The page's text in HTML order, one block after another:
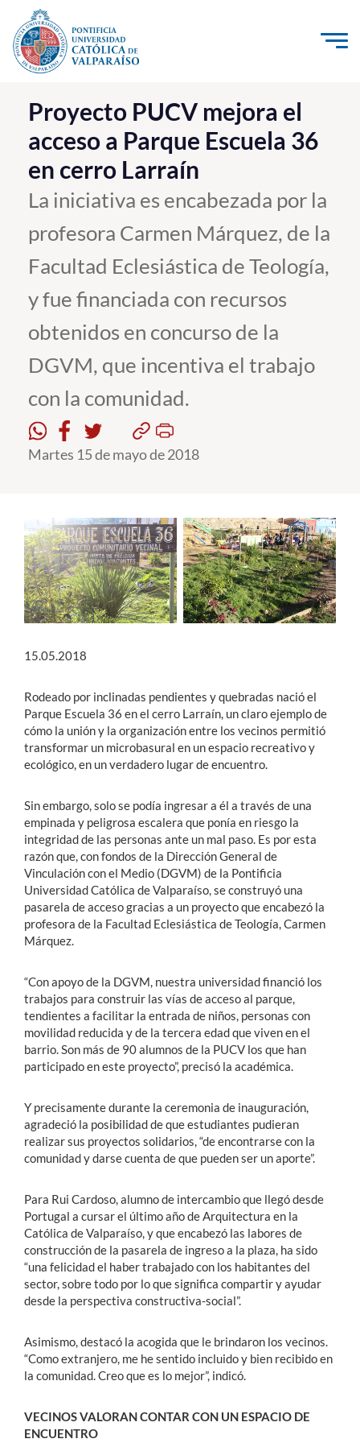
Click acá para ir directamente al contenido
La Universidad
Investigación, Creación e Innovación
PUCV Internacional
Vinculación con el Medio
Admisión
Estudiantes
Académicos
Funcionarios
English
Proyecto PUCV mejora el
acceso a Parque Escuela 36
en cerro Larraín
La iniciativa es encabezada por la
profesora Carmen Márquez, de la
Facultad Eclesiástica de Teología,
y fue financiada con recursos
obtenidos en concurso de la
DGVM, que incentiva el trabajo
con la comunidad.
Martes 15 de mayo de 2018
15.05.2018
Rodeado por inclinadas pendientes y quebradas nació el
Parque Escuela 36 en el cerro Larraín, un claro ejemplo de
cómo la unión y la organización entre los vecinos permitió
transformar un microbasural en un espacio recreativo y
ecológico, en un verdadero lugar de encuentro.
Sin embargo, solo se podía ingresar a él a través de una
empinada y peligrosa escalera que ponía en riesgo la
integridad de las personas ante un mal paso. Es por esta
razón que, con fondos de la Dirección General de
Vinculación con el Medio (DGVM) de la Pontificia
Universidad Católica de Valparaíso, se construyó una
pasarela de acceso gracias a un proyecto que encabezó la
profesora de la Facultad Eclesiástica de Teología, Carmen
Márquez.
“Con apoyo de la DGVM, nuestra universidad financió los
trabajos para construir las vías de acceso al parque,
tendientes a facilitar la entrada de niños, personas con
movilidad reducida y de la tercera edad que viven en el
barrio. Son más de 90 alumnos de la PUCV los que han
participado en este proyecto”, precisó la académica.
Y precisamente durante la ceremonia de inauguración,
agradeció la posibilidad de que estudiantes pudieran
realizar sus proyectos solidarios, “de encontrarse con la
comunidad y darse cuenta de que pueden ser un aporte”.
Para Rui Cardoso, alumno de intercambio que llegó desde
Portugal a cursar el último año de Arquitectura en la
Católica de Valparaíso, y que encabezó las labores de
construcción de la pasarela de ingreso a la plaza, ha sido
“una felicidad el haber trabajado con los habitantes del
sector, sobre todo por lo que significa compartir y ayudar
desde la perspectiva constructiva-social”.
Asimismo, destacó la acogida que le brindaron los vecinos.
“Como extranjero, me he sentido incluido y bien recibido en
la comunidad. Creo que es lo mejor”, indicó.
VECINOS VALORAN CONTAR CON UN ESPACIO DE
ENCUENTRO